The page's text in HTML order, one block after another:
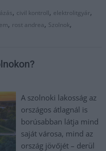
, civil kontroll, elektrolitgyár,
, rost andrea, Szolnok,
A szolnoki lakosság az
országos átlagnál is
borúsabban látja mind
saját városa, mind az
ország jövőjét – derül